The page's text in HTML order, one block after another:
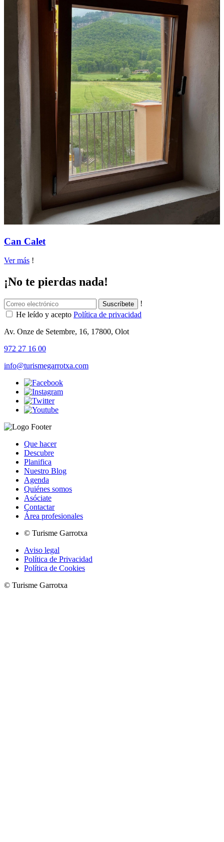
Can Calet
Ver más !
¡No te pierdas nada!
!
He leído y acepto Política de privacidad
Av. Onze de Setembre, 16, 17800, Olot
972 27 16 00
info@turismegarrotxa.com
Que hacer
Descubre
Planifica
Nuestro Blog
Agenda
Quiénes somos
Asóciate
Contactar
Área profesionales
© Turisme Garrotxa
Aviso legal
Política de Privacidad
Política de Cookies
© Turisme Garrotxa